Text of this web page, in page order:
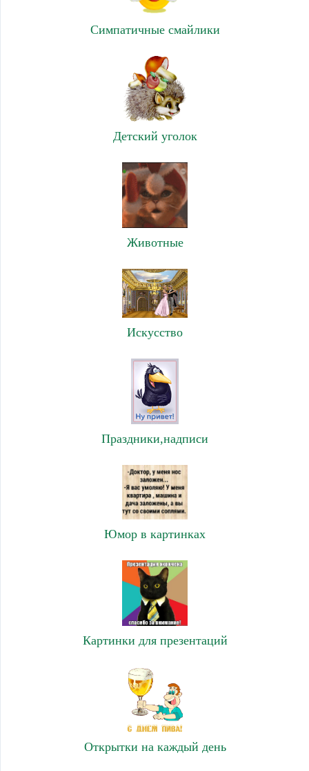
Симпатичные смайлики
Детский уголок
Животные
Искусство
Праздники,надписи
Юмор в картинках
Картинки для презентаций
Открытки на каждый день